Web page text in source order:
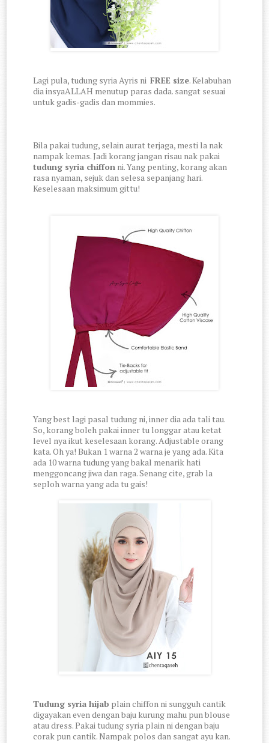
Lagi pula, tudung syria Ayris niFREE size. Kelabuhan
dia insyaALLAH menutup paras dada. sangat sesuai
untuk gadis-gadis dan mommies.
Bila pakai tudung, selain aurat terjaga, mesti la nak
nampak kemas. Jadi korang jangan risau nak pakai
tudung syria chiffon ni. Yang penting, korang akan
rasa nyaman, sejuk dan selesa sepanjang hari.
Keselesaan maksimum gittu!
Yang best lagi pasal tudung ni, inner dia ada tali tau.
So, korang boleh pakai inner tu longgar atau ketat
level nya ikut keselesaan korang. Adjustable orang
kata. Oh ya! Bukan 1 warna 2 warna je yang ada. Kita
ada 10 warna tudung yang bakal menarik hati
menggoncang jiwa dan raga. Senang cite, grab la
seploh warna yang ada tu gais!
Tudung syria hijab plain chiffon ni sungguh cantik
digayakan even dengan baju kurung mahu pun blouse
atau dress. Pakai tudung syria plain ni dengan baju
corak pun cantik. Nampak polos dan sangat ayu kan.